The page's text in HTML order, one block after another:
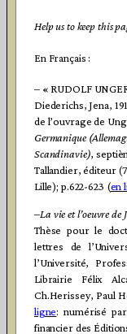
Help us to keep this
En Français :
– « RUDOLF
Diederichs, Jena,
de l’ouvrage de
Germanique
Scandinavie),
Tallandier, éditeur
Lille); p.622-623 (en
–La vie et l’oeuvre
Thèse pour le
lettres de
l’Université,
Librairie Félix
Ch.Herissey, Paul
ligne: numérisé
financier des